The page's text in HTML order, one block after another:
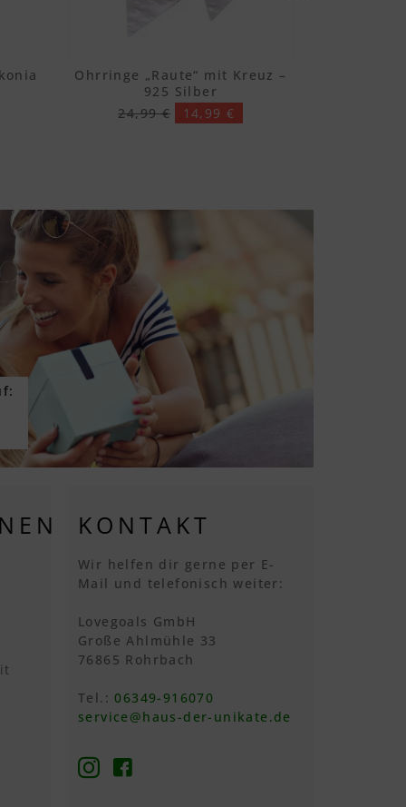
Ohrringe „Raute“ mit Kreuz –
925 Silber
24,99 €
14,99 €
KONTAKT
Wir helfen dir gerne per E-
Mail und telefonisch weiter:
Lovegoals GmbH
Große Ahlmühle 33
76865 Rohrbach
Tel.:06349-916070
service@haus-der-unikate.de